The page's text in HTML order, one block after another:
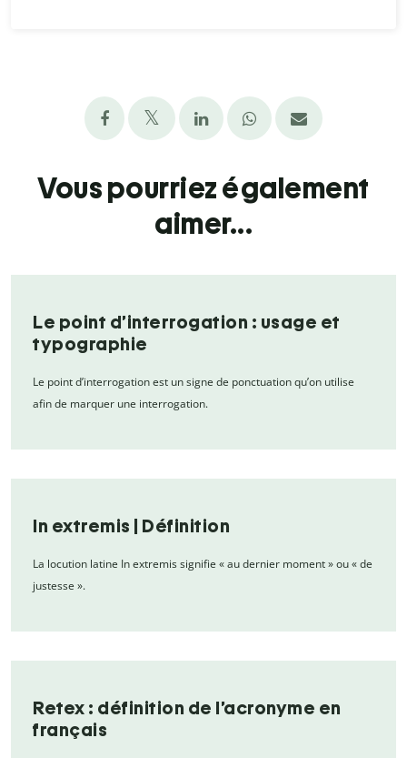
Vous pourriez également
aimer...
Le point d’interrogation : usage et
typographie
Le point d’interrogation est un signe de ponctuation qu’on utilise
afin de marquer une interrogation.
In extremis | Définition
La locution latine In extremis signifie « au dernier moment » ou « de
justesse ».
Retex : définition de l’acronyme en
français